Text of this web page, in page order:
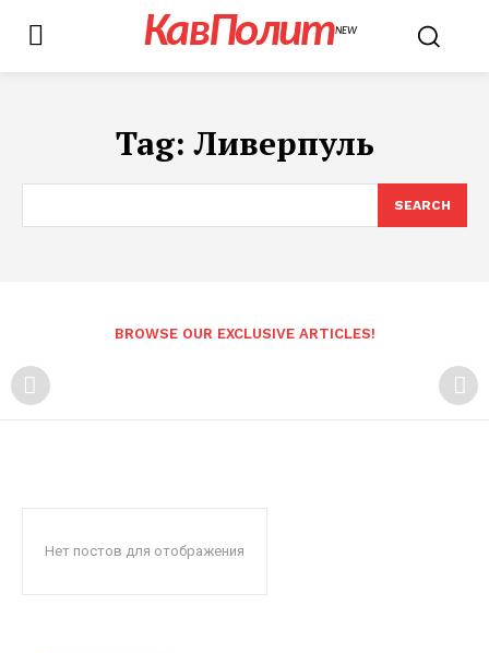
КавПолитNEW
Tag:Ливерпуль
SEARCH
BROWSE OUR EXCLUSIVE ARTICLES!
Нет постов для отображения